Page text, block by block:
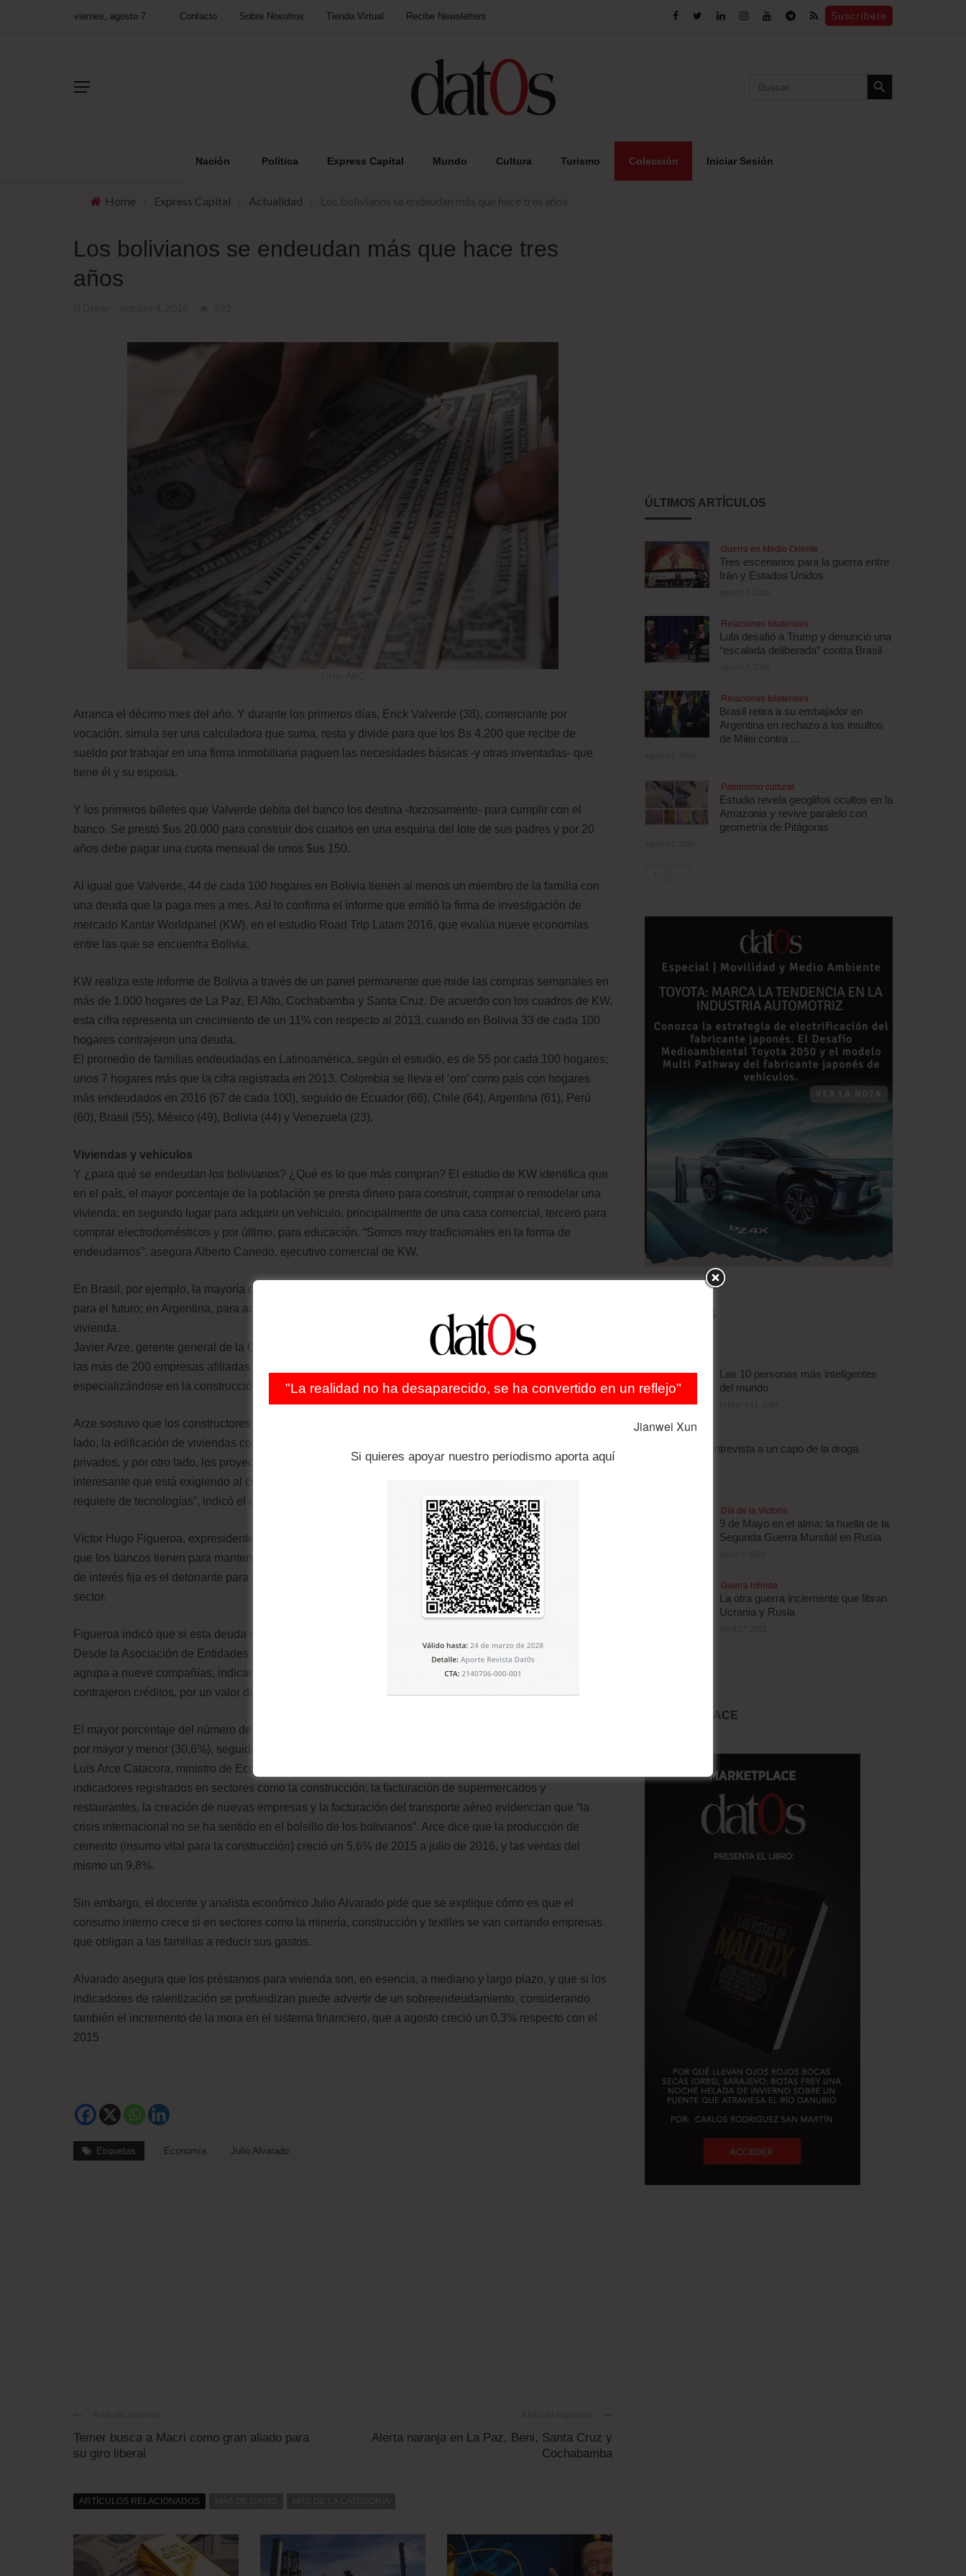
viernes, agosto 7 Contacto Sobre Nosotros Tienda Virtual Recibe Newsletters Suscríbete
for:
Search Button
Nación Política Express Capital Mundo Cultura Turismo Colección Iniciar Sesión
Home Express Capital Actualidad
Los bolivianos se endeudan más que hace tres
años
Arranca el décimo mes del año. Y durante los primeros días, Erick Valverde (38), comerciante por
vocación, simula ser una calculadora que suma, resta y divide para que los Bs 4.200 que recibe de
sueldo por trabajar en una firma inmobiliaria paguen las necesidades básicas -y otras inventadas- que
tiene él y su esposa.
Y los primeros billetes que Valverde debita del banco los destina -forzosamente- para cumplir con el
banco. Se prestó $us 20.000 para construir dos cuartos en una esquina del lote de sus padres y por 20
años debe pagar una cuota mensual de unos $us 150.
Al igual que Valverde, 44 de cada 100 hogares en Bolivia tienen al menos un miembro de la familia con
una deuda que la paga mes a mes. Así lo confirma el informe que emitió la firma de investigación de
mercado Kantar Worldpanel (KW), en el estudio Road Trip Latam 2016, que evalúa nueve economías
entre las que se encuentra Bolivia.
KW realiza este informe de Bolivia a través de un panel permanente que mide las compras semanales en
más de 1.000 hogares de La Paz, El Alto, Cochabamba y Santa Cruz. De acuerdo con los cuadros de KW,
esta cifra representa un crecimiento de un 11% con respecto al 2013, cuando en Bolivia 33 de cada 100
hogares contrajeron una deuda.
El promedio de familias endeudadas en Latinoamérica, según el estudio, es de 55 por cada 100 hogares;
unos 7 hogares más que la cifra registrada en 2013. Colombia se lleva el ‘oro’ como país con hogares
más endeudados en 2016 (67 de cada 100), seguido de Ecuador (66), Chile (64), Argentina (61), Perú
(60), Brasil (55), México (49), Bolivia (44) y Venezuela (23).
Viviendas y vehículos
Y ¿para qué se endeudan los bolivianos? ¿Qué es lo que más compran? El estudio de KW identifica que
en el país, el mayor porcentaje de la población se presta dinero para construir, comprar o remodelar una
vivienda; en segundo lugar para adquirir un vehículo, principalmente de una casa comercial, tercero para
comprar electrodomésticos y por último, para educación. “Somos muy tradicionales en la forma de
endeudarnos”, asegura Alberto Canedo, ejecutivo comercial de KW.
En Brasil, por ejemplo, la mayoría de las familias se endeuda pensando en emergencias e imprevistos
para el futuro; en Argentina, para arreglos en casa; en Perú, para cursos y educación; y en Bolivia, para
vivienda.
Javier Arze, gerente general de la Cámara de la Construcción de Santa Cruz (Cadecocruz), indicó que de
las más de 200 empresas afiliadas a esta entidad, al menos una decena está ingresando y
especializándose en la construcción de casas.
Arze sostuvo que los constructores están diversificando sus trabajos en dos nichos de mercado: por un
lado, la edificación de viviendas con un precio menor a los $us 120.000, gestada por inversionistas
privados, y por otro lado, los proyectos que gesta la Agencia Estatal de Vivienda. “Hay un mercado
interesante que está exigiendo al constructor ser más eficiente en los tiempos, en los sistemas y para eso
requiere de tecnologías”, indicó el directivo.
Víctor Hugo Figueroa, expresidente del Colegio de Economistas de Bolivia, aseveró que la obligatoriedad
que los bancos tienen para mantener una cartera para créditos de vivienda de interés social con una tasa
de interés fija es el detonante para que se incremente el nivel de endeudamiento de la población en este
sector.
Figueroa indicó que si esta deuda se destina para la inversión y no para el consumo diario, es favorable.
Desde la Asociación de Entidades Financieras Especializadas en Microfinanzas (Asofin), institución que
agrupa a nueve compañías, indicaron que sus asociados suman un total de 712.892 clientes que
contrajeron créditos, por un valor de $us 4.847 millones.
El mayor porcentaje del número de operaciones crediticias de Asofin en 2016 se destinó para ventas al
por mayor y menor (30,6%), seguido de la construcción (16,4%), manufactura (14,1%) y agricultura (12%).
Luis Arce Catacora, ministro de Economía y Finanzas, dice que no hay crisis, que los positivos
indicadores registrados en sectores como la construcción, la facturación de supermercados y
restaurantes, la creación de nuevas empresas y la facturación del transporte aéreo evidencian que “la
crisis internacional no se ha sentido en el bolsillo de los bolivianos”. Arce dice que la producción de
cemento (insumo vital para la construcción) creció un 5,6% de 2015 a julio de 2016, y las ventas del
mismo un 9,8%.
Sin embargo, el docente y analista económico Julio Alvarado pide que se explique cómo es que el
consumo interno crece si en sectores como la minería, construcción y textiles se van cerrando empresas
que obligan a las familias a reducir sus gastos.
Alvarado asegura que los préstamos para vivienda son, en esencia, a mediano y largo plazo, y que si los
indicadores de ralentización se profundizan puede advertir de un sobreendeudamiento, considerando
también el incremento de la mora en el sistema financiero, que a agosto creció un 0,3% respecto con el
2015
Etiquetas Economía Julio Alvarado
Temer busca a Macri como gran aliado para
su giro liberal
Alerta naranja en La Paz, Beni, Santa Cruz y
Cochabamba
ARTÍCULOS RELACIONADOS
ÚLTIMOS ARTÍCULOS
Guerra en Medio Oriente
Tres escenarios para la guerra entre
Irán y Estados Unidos
Relaciones bilaterales
Lula desafió a Trump y denunció una
“escalada deliberada” contra Brasil
Relaciones bilaterales
Brasil retira a su embajador en
Argentina en rechazo a los insultos
de Milei contra ...
Patrimonio cultural
Estudio revela geoglifos ocultos en la
Amazonia y revive paralelo con
geometría de Pitágoras
Las 10 personas más inteligentes
del mundo
Escalofriante entrevista a un capo de la droga
Día de la Victoria
9 de Mayo en el alma: la huella de la
Segunda Guerra Mundial en Rusia
Guerra híbrida
La otra guerra inclemente que libran
Ucrania y Rusia
MARKET PLACE
"La realidad no ha desaparecido, se ha convertido en un reflejo"
Jianwei Xun
Si quieres apoyar nuestro periodismo aporta aquí